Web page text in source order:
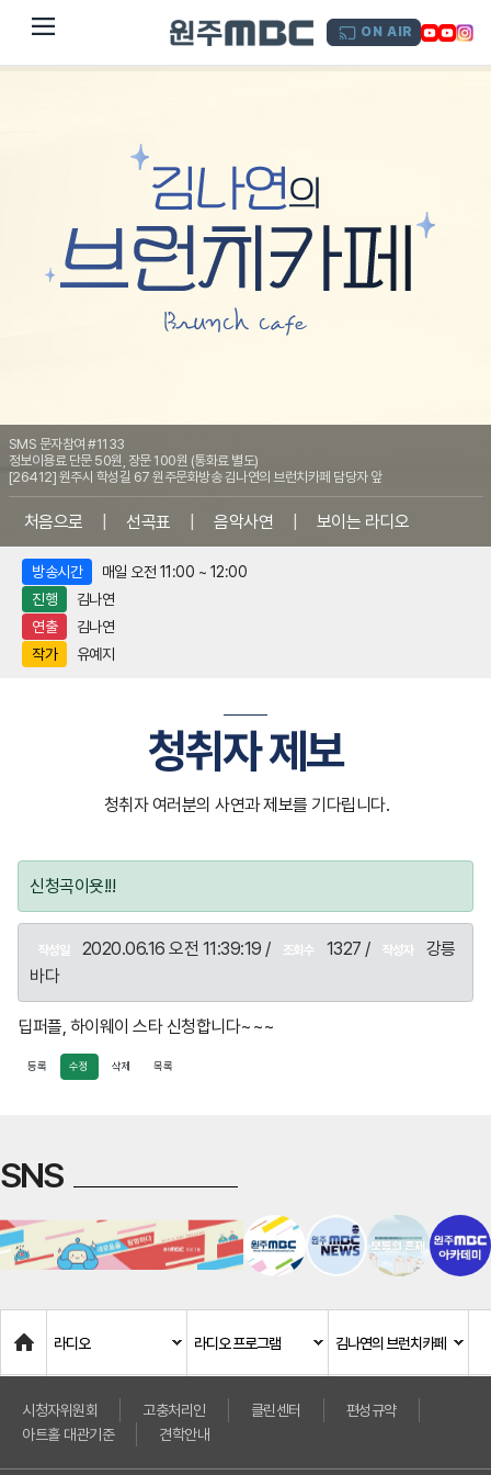
dehaze ON AIR
SMS 문자참여 #1133
정보이용료 단문 50원, 장문 100원 (통화료 별도)
[26412] 원주시 학성길 67 원주문화방송 김나연의 브런치카페 담당자 앞
처음으로 선곡표 음악사연 보이는 라디오
방송시간
매일 오전 11:00 ~ 12:00
진행
김나연
연출
김나연
작가
유예지
청취자 제보
청취자 여러분의 사연과 제보를 기다립니다.
신청곡이욧!!!
작성일 2020.06.16 오전 11:39:19 / 조회수 1327 / 작성자
강릉
바다
딥퍼플, 하이웨이 스타 신청합니다~~~
등록 수정 삭제 목록
SNS
Home
라디오 라디오 프로그램 김나연의 브런치카페
시청자위원회 고충처리인 클린센터
편성규약
아트홀 대관기준
견학안내